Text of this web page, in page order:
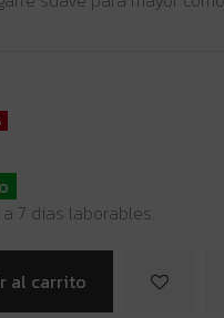
7 días laborables.
al carrito